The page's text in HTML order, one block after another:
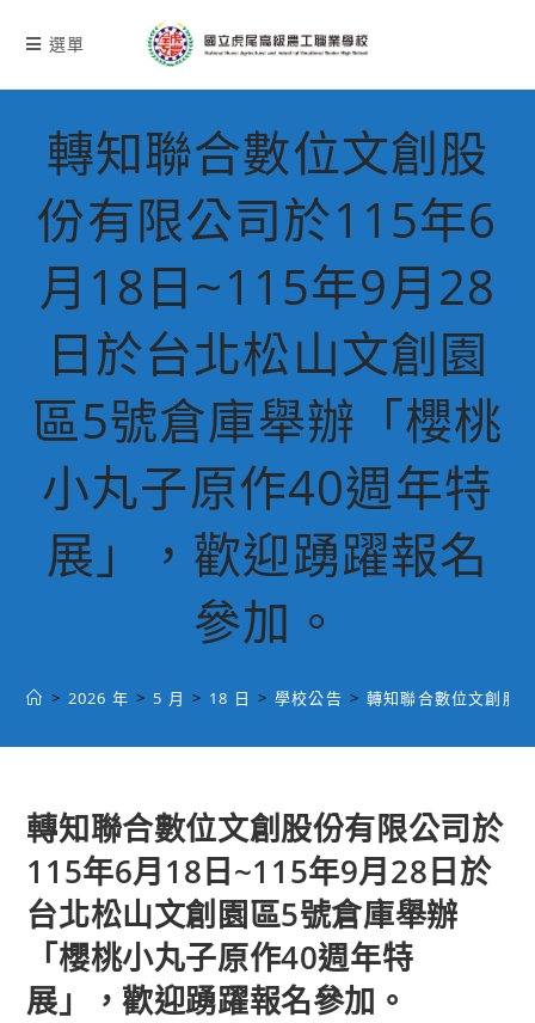
選單
轉知聯合數位文創股
份有限公司於115年6
月18日~115年9月28
日於台北松山文創園
區5號倉庫舉辦「櫻桃
小丸子原作40週年特
展」，歡迎踴躍報名
參加。
> 2026 年 > 5 月 > 18 日 > 學校公告 > 轉知聯合數位文創股
轉知聯合數位文創股份有限公司於
115年6月18日~115年9月28日於
台北松山文創園區5號倉庫舉辦
「櫻桃小丸子原作40週年特
展」，歡迎踴躍報名參加。